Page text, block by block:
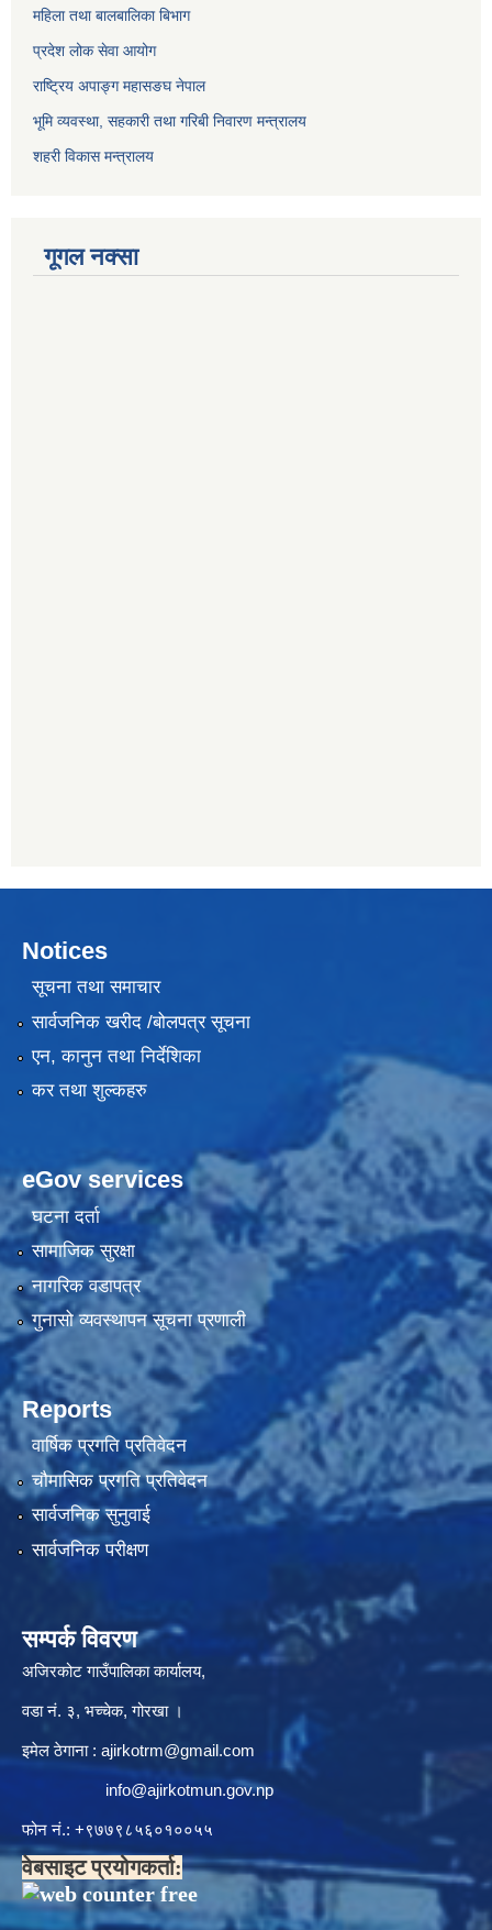
महिला तथा बालबालिका बिभाग
प्रदेश लोक सेवा आयोग
राष्ट्रिय अपाङ्ग महासङघ नेपाल
भूमि व्यवस्था, सहकारी तथा गरिबी निवारण मन्त्रालय
शहरी विकास मन्त्रालय
गूगल नक्सा
Notices
सूचना तथा समाचार
सार्वजनिक खरीद /बोलपत्र सूचना
एन, कानुन तथा निर्देशिका
कर तथा शुल्कहरु
eGov services
घटना दर्ता
सामाजिक सुरक्षा
नागरिक वडापत्र
गुनासो व्यवस्थापन सूचना प्रणाली
Reports
वार्षिक प्रगति प्रतिवेदन
चौमासिक प्रगति प्रतिवेदन
सार्वजनिक सुनुवाई
सार्वजनिक परीक्षण
सम्पर्क विवरण
अजिरकोट गाउँपालिका कार्यालय,
वडा नं. ३, भच्चेक, गोरखा ।
इमेल ठेगाना : ajirkotrm@gmail.com
info@ajirkotmun.gov.np
फोन नं.: ‍‌+९७७९८५६०१००५५
वेबसाइट प्रयोगकर्ता: